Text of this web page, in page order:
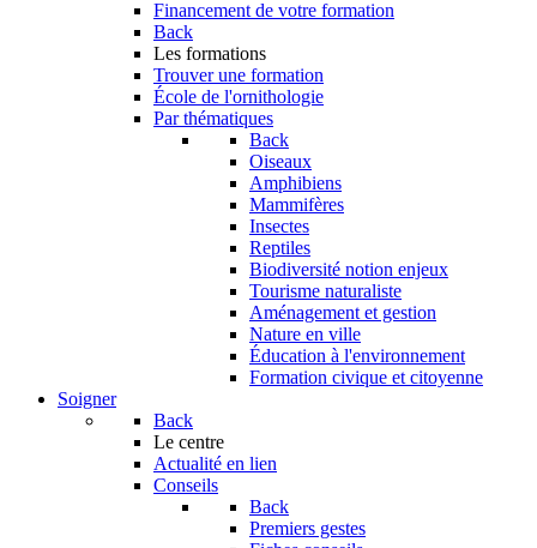
Financement de votre formation
Back
Les formations
Trouver une formation
École de l'ornithologie
Par thématiques
Back
Oiseaux
Amphibiens
Mammifères
Insectes
Reptiles
Biodiversité notion enjeux
Tourisme naturaliste
Aménagement et gestion
Nature en ville
Éducation à l'environnement
Formation civique et citoyenne
Soigner
Back
Le centre
Actualité en lien
Conseils
Back
Premiers gestes